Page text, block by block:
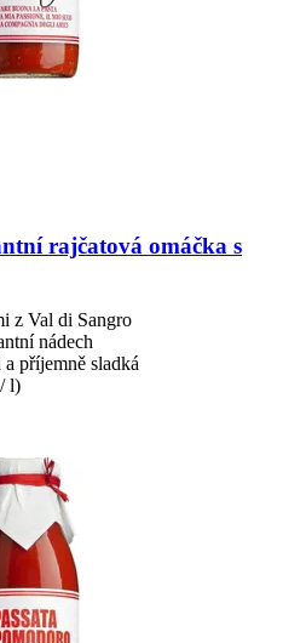
rajčatová omáčka s
z Val di Sangro
nádech
příjemně sladká
l)